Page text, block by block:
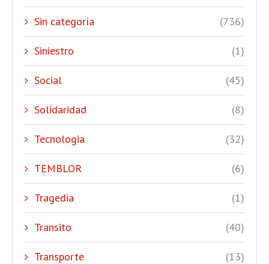
Sin categoría (736)
Siniestro (1)
Social (45)
Solidaridad (8)
Tecnologia (32)
TEMBLOR (6)
Tragedia (1)
Transito (40)
Transporte (13)